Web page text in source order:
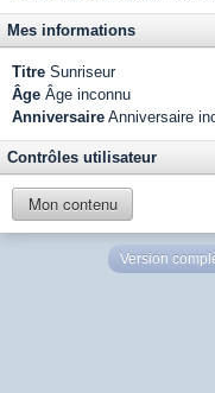
Mes informations
Titre Sunriseur
Âge Âge inconnu
Anniversaire Anniversaire
Contrôles utilisateur
Mon contenu
Version